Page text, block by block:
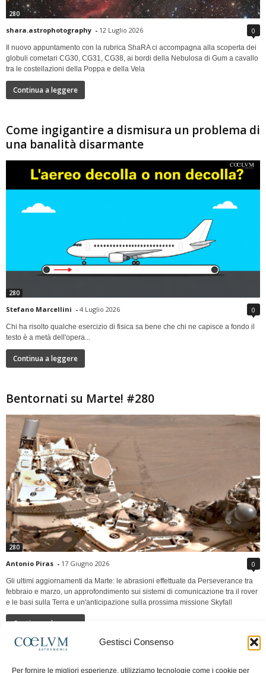
Gestisci Consenso
Per fornire le migliori esperienze, utilizziamo tecnologie come i cookie per
280
shara.astrophotography - 12 Luglio 2026 0
Il nuovo appuntamento con la rubrica ShaRA ci accompagna alla scoperta dei
globuli cometari CG30, CG31, CG38, ai bordi della Nebulosa di Gum a cavallo
tra le costellazioni della Poppa e della Vela
Continua a leggere
Come ingigantire a dismisura un problema di
una banalità disarmante
280
Stefano Marcellini - 4 Luglio 2026 0
Chi ha risolto qualche esercizio di fisica sa bene che chi ne capisce a fondo il
testo è a metà dell'opera...
Continua a leggere
Bentornati su Marte! #280
280
Antonio Piras - 17 Giugno 2026 0
Gli ultimi aggiornamenti da Marte: le abrasioni effettuate da Perseverance tra
febbraio e marzo, un approfondimento sui sistemi di comunicazione tra il rover
e le basi sulla Terra e un'anticipazione sulla prossima missione Skyfall
Continua a leggere